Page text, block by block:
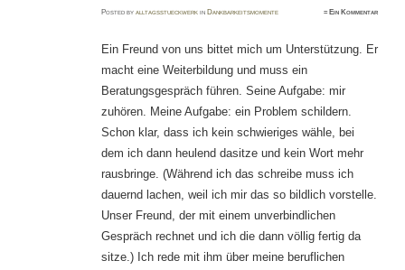
Postedbyalltagsstueckwerk in Dankbarkeitsmomente ≈ Ein Kommentar
Ein Freund von uns bittet mich um Unterstützung. Er
macht eine Weiterbildung und muss ein
Beratungsgespräch führen. Seine Aufgabe: mir
zuhören. Meine Aufgabe: ein Problem schildern.
Schon klar, dass ich kein schwieriges wähle, bei
dem ich dann heulend dasitze und kein Wort mehr
rausbringe. (Während ich das schreibe muss ich
dauernd lachen, weil ich mir das so bildlich vorstelle.
Unser Freund, der mit einem unverbindlichen
Gespräch rechnet und ich die dann völlig fertig da
sitze.) Ich rede mit ihm über meine beruflichen